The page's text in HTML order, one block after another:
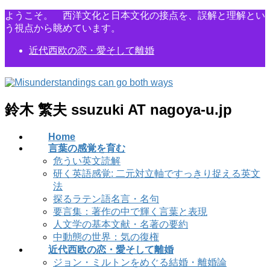
コ
ン
ツ
に
動
ナ
ビ
シ
ョ
に
移
ようこそ。 西洋文化と日本文化の接点を、誤解と理解とい
う視点から眺めています。
近代西欧の恋・愛そして離婚
鈴木 繁夫 ssuzuki AT nagoya-u.jp
Home
言葉の感覚を育む
危うい英文読解
研く英語感覚: 二元対立軸ですっきり捉える英文
法
探るラテン語名言・名句
要言集：著作の中で輝く言葉と表現
人文学の基本文献・名著の要約
中動態の世界：気の復権
近代西欧の恋・愛そして離婚
ジョン・ミルトンをめぐる結婚・離婚論